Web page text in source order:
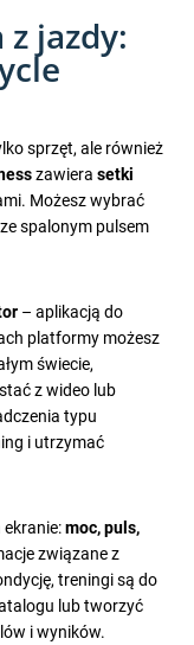
jazdy:
sprzęt, ale również
zawierasetki
Możesz wybrać
spalonym pulsem
– aplikacją do
platformy możesz
świecie,
z wideo lub
typu
i utrzymać
ekranie:moc, puls,
związane z
treningi są do
lub tworzyć
i wyników.